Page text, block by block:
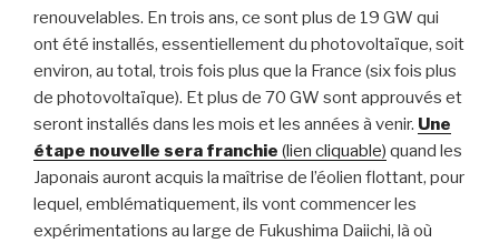
renouvelables. En trois ans, ce sont plus de 19 GW qui
ont été installés, essentiellement du photovoltaïque, soit
environ, au total, trois fois plus que la France (six fois plus
de photovoltaïque). Et plus de 70 GW sont approuvés et
seront installés dans les mois et les années à venir. Une
étape nouvelle sera franchie (lien cliquable) quand les
Japonais auront acquis la maîtrise de l’éolien flottant, pour
lequel, emblématiquement, ils vont commencer les
expérimentations au large de Fukushima Daiichi, là où